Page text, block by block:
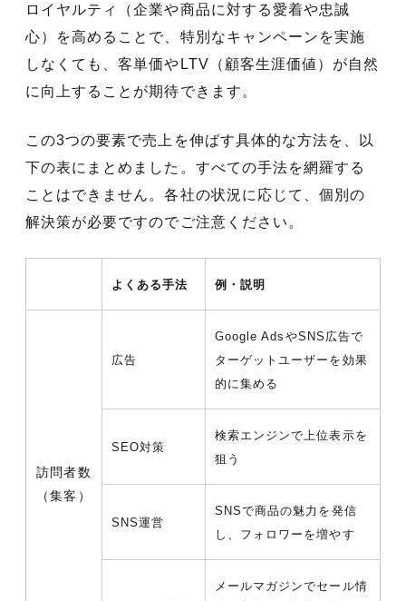
ロイヤルティ（企業や商品に対する愛着や忠誠
心）を高めることで、特別なキャンペーンを実施
しなくても、客単価やLTV（顧客生涯価値）が自然
に向上することが期待できます。
この3つの要素で売上を伸ばす具体的な方法を、以
下の表にまとめました。すべての手法を網羅する
ことはできません。各社の状況に応じて、個別の
解決策が必要ですのでご注意ください。
よくある手法 例・説明
訪問者数
（集客）
広告
Google AdsやSNS広告で
ターゲットユーザーを効果
的に集める
SEO対策
検索エンジンで上位表示を
狙う
SNS運営
SNSで商品の魅力を発信
し、フォロワーを増やす
メールマガジンでセール情